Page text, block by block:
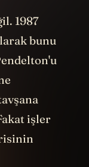
1987
bunu
işler